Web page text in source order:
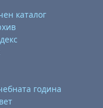
каталог
година